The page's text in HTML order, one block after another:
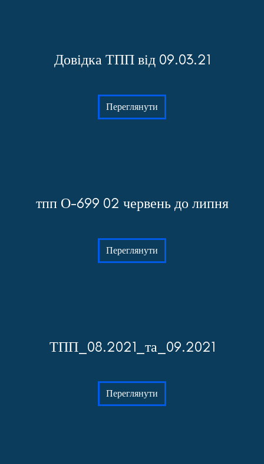
Довідка ТПП від 09.03.21
Переглянути
тпп О-699 02 червень до липня
Переглянути
ТПП_08.2021_та_09.2021
Переглянути